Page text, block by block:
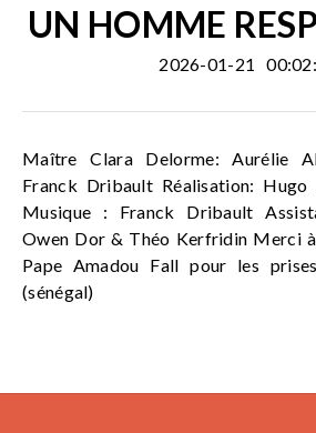
UN HOMME
2026-01-21
Maître Clara Delorme: Aurélie
Franck Dribault Réalisation: Hugo
Musique : Franck Dribault
Owen Dor & Théo Kerfridin Merci
Pape Amadou Fall pour les
(sénégal)